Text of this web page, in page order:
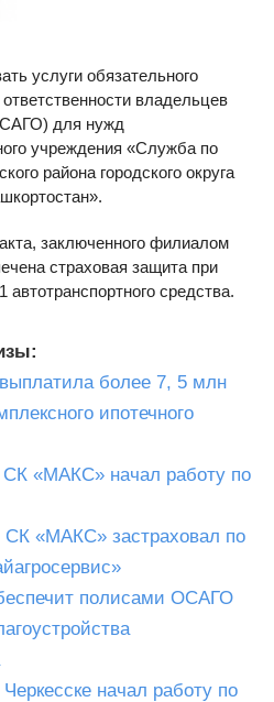
услуги обязательного
владельцев
для нужд
учреждения «Служба по
района городского округа
заключенного филиалом
страховая защита при
автотранспортного средства.
более 7, 5 млн
ипотечного
«МАКС» начал работу по
«МАКС» застраховал по
полисами ОСАГО
начал работу по